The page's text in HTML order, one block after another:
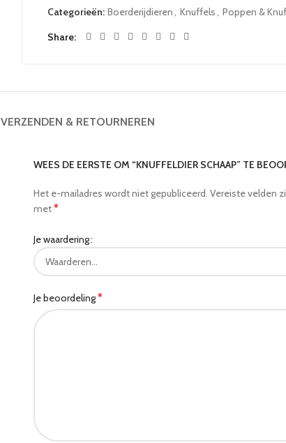
Categorieën: Boerderijdieren, Knuffels, Poppen &
Share
VERZENDEN & RETOURNEREN
WEES DE EERSTE OM “KNUFFELDIER SCHAAP” TE
Het e-mailadres wordt niet gepubliceerd. Vereiste velden
met*
Je waardering
Je beoordeling*